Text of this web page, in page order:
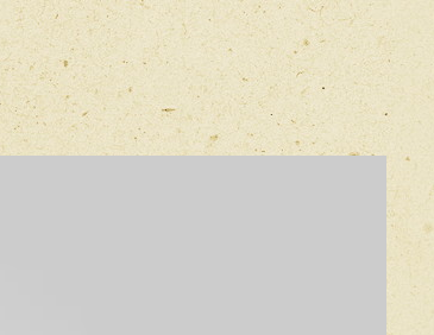
E-mail*